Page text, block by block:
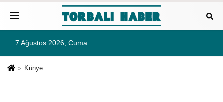
7 Ağustos 2026, Cuma
Künye